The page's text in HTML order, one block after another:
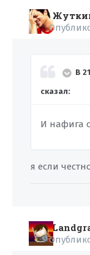
В
сказал:
И нафига
я если